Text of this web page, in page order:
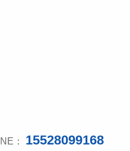
： 15528099168